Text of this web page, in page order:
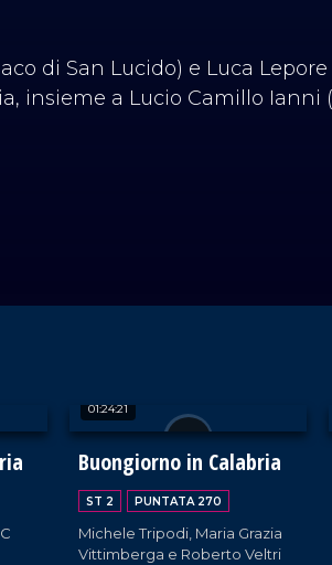
di San Lucido) e Luca
insieme a Lucio Camillo Ianni
01:24:21
Buongiorno in Calabria
ST 2 PUNTATA 270
Michele Tripodi, Maria Grazia
Vittimberga e Roberto Veltri